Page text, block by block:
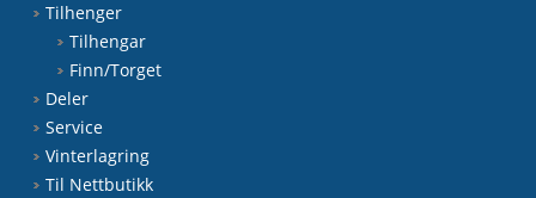
Tilhenger
Tilhengar
Finn/Torget
Deler
Service
Vinterlagring
Til Nettbutikk